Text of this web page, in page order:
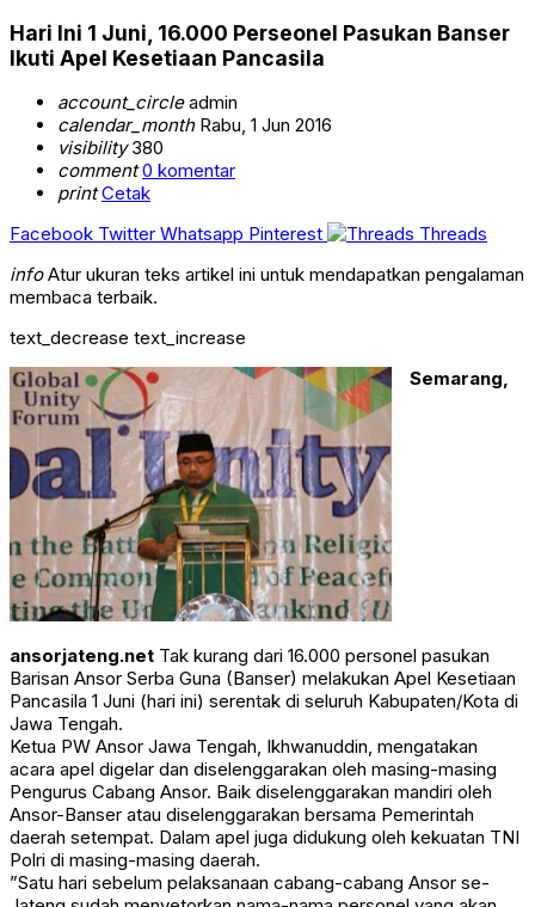
Hari Ini 1 Juni, 16.000 Perseonel Pasukan Banser
Ikuti Apel Kesetiaan Pancasila
account_circleadmin
calendar_monthRabu, 1 Jun 2016
visibility380
comment 0 komentar
print Cetak
Facebook Twitter Whatsapp Pinterest
Threads
infoAtur ukuran teks artikel ini untuk mendapatkan pengalaman
membaca terbaik.
text_decrease text_increase
Semarang,
ansorjateng.net Tak kurang dari 16.000 personel pasukan
Barisan Ansor Serba Guna (Banser) melakukan Apel Kesetiaan
Pancasila 1 Juni (hari ini) serentak di seluruh Kabupaten/Kota di
Jawa Tengah.
Ketua PW Ansor Jawa Tengah, Ikhwanuddin, mengatakan
acara apel digelar dan diselenggarakan oleh masing-masing
Pengurus Cabang Ansor. Baik diselenggarakan mandiri oleh
Ansor-Banser atau diselenggarakan bersama Pemerintah
daerah setempat. Dalam apel juga didukung oleh kekuatan TNI
Polri di masing-masing daerah.
”Satu hari sebelum pelaksanaan cabang-cabang Ansor se-